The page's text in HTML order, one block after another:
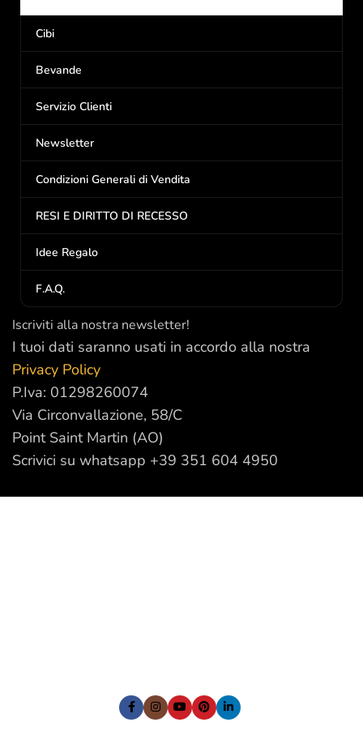
Cibi
Bevande
Servizio Clienti
Newsletter
Condizioni Generali di Vendita
RESI E DIRITTO DI RECESSO
Idee Regalo
F.A.Q.
Iscriviti alla nostra newsletter!
I tuoi dati saranno usati in accordo alla nostra
Privacy Policy
P.Iva: 01298260074
Via Circonvallazione, 58/C
Point Saint Martin (AO)
Scrivici su whatsapp +39 351 604 4950